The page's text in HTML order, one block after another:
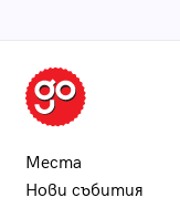
Места
Нови събития